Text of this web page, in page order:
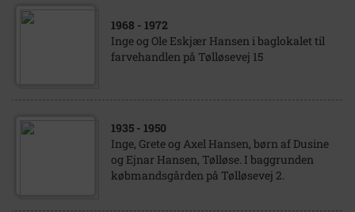
1968 - 1972
Inge og Ole Eskjær Hansen i baglokalet til
farvehandlen på Tølløsevej 15
1935 - 1950
Inge, Grete og Axel Hansen, børn af Dusine
og Ejnar Hansen, Tølløse. I baggrunden
købmandsgården på Tølløsevej 2.